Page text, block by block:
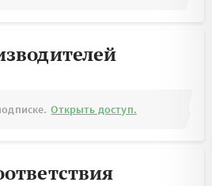
Открыть доступ.